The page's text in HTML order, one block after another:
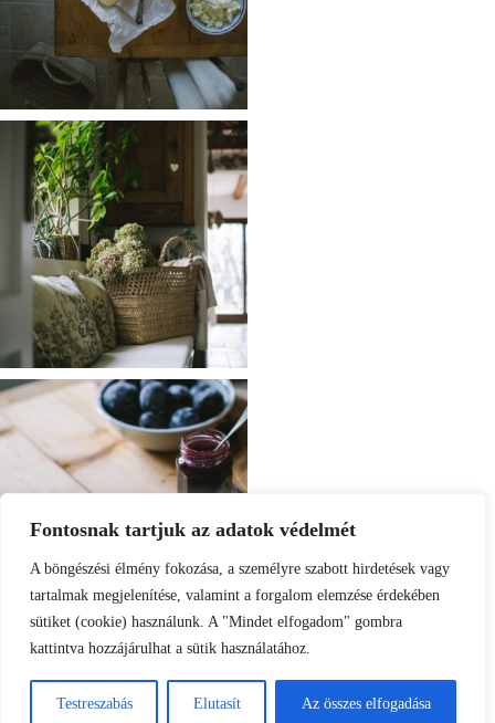
Fontosnak tartjuk az adatok védelmét
A böngészési élmény fokozása, a személyre szabott hirdetések vagy
tartalmak megjelenítése, valamint a forgalom elemzése érdekében
sütiket (cookie) használunk. A "Mindet elfogadom" gombra
kattintva hozzájárulhat a sütik használatához.
Testreszabás Elutasít Az összes elfogadása